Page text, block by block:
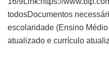
todosDocumentos
escolaridade (Ensino
atualizado e currículo